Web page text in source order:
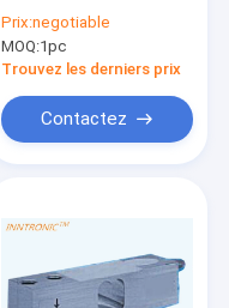
balance de bijouterie,
2mv/v, IP 66
Prix:negotiable
MOQ:1pc
Trouvez les derniers prix
Contactez